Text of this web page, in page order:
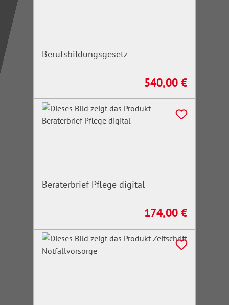
Berufsbildungsgesetz
Regulärer Preis:
540,00 €
Beraterbrief Pflege digital
Regulärer Preis:
174,00 €